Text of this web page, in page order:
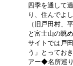
四季を通して
り、住んでよ
（旧戸田村、
と富士山の眺
サイトでは戸
う」とってお
アー◆名所巡